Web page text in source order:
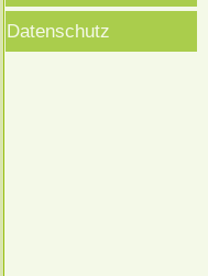
Datenschutz